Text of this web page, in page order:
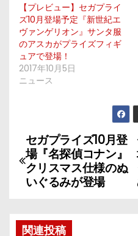
【プレビュー】セガプライ
ズ10月登場予定『新世紀エ
ヴァンゲリオン』サンタ服
のアスカがプライズフィギ
ュアで登場！
2017年10月5日
ニュース
投
稿
ビ
セガプライズ10月登
場『名探偵コナン』
クリスマス仕様のぬ
いぐるみが登場
関連投稿